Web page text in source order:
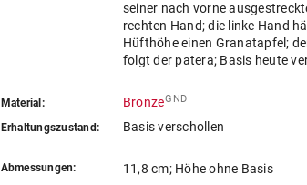
seiner nach vorne
rechten Hand; die linke Hand
Hüfthöhe einen Granatapfel;
folgt der patera; Basis heute
Material: BronzeGND
Erhaltungszustand: Basis verschollen
Abmessungen: 11,8 cm; Höhe ohne Basis